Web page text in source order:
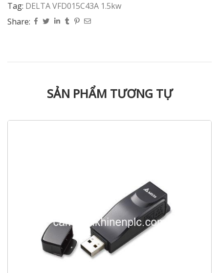
Tag: DELTA VFD015C43A 1.5kw
Share:
SẢN PHẨM TƯƠNG TỰ